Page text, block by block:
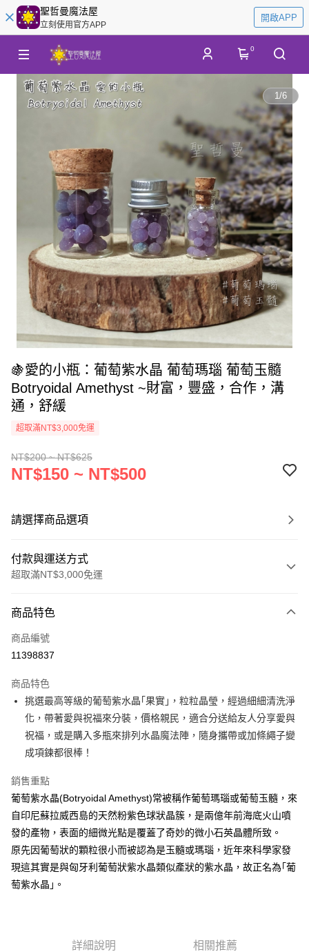
聖哲曼魔法屋
立刻使用官方APP
開啟APP
0
1/6
🍇愛的小瓶：葡萄紫水晶 葡萄瑪瑙 葡萄玉髓
Botryoidal Amethyst ~財富，豐盛，合作，溝
通，舒緩
超取滿NT$3,000免運
NT$200 ~ NT$625
NT$150 ~ NT$500
請選擇商品選項
付款與運送方式
超取滿NT$3,000免運
信用卡一次付款
超商取貨付款
Apple Pay
街口支付
悠遊付
ATM付款
全家取貨付款
每筆NT$80，滿NT$3,000(含以上)免運費
7-11取貨付款
每筆NT$80，滿NT$3,000(含以上)免運費
商品特色
商品編號
11398837
商品特色
挑選最高等級的葡萄紫水晶｢果實｣，粒粒晶瑩，經過細細清洗淨
化，帶著愛與祝福來分裝，價格親民，適合分送給友人分享愛與
祝福，或是購入多瓶來排列水晶魔法陣，隨身攜帶或加條繩子變
成項鍊都很棒！
銷售重點
葡萄紫水晶(Botryoidal Amethyst)常被稱作葡萄瑪瑙或葡萄玉髓，來
自印尼蘇拉威西島的天然粉紫色球狀晶簇，是兩億年前海底火山噴
發的產物，表面的細微光點是覆蓋了奇妙的微小石英晶體所致。
原先因葡萄狀的顆粒很小而被認為是玉髓或瑪瑙，近年來科學家發
現這其實是與匈牙利葡萄狀紫水晶類似產狀的紫水晶，故正名為｢葡
萄紫水晶｣。
詳細說明 相關推薦